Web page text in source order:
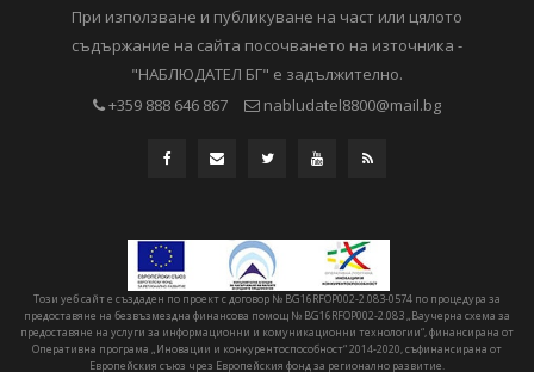
При използване и публикуване на част или цялото
съдържание на сайта посочването на източника -
"НАБЛЮДАТЕЛ БГ" е задължително.
+359 888 646 867
nabludatel8800@mail.bg
Този уеб сайт е създаден по проект с договор № BG16RFOP002-2.083-0574 по процедура за
предоставяне на безвъзмездна финансова помощ № BG16RFOP002-2.083 „Ваучерна схема за
предоставяне на услуги за информационни и комуникационни технологии“, финансирана от
Оперативна програма „Иновации и конкурентоспособност“ 2014-2020, съфинансирана от
Европейския съюз чрез Европейския фонд за регионално развитие.